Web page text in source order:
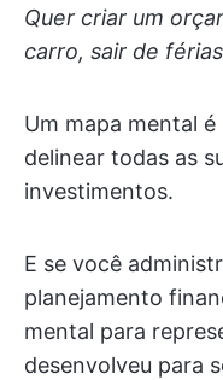
Quer criar um
carro, sair de
Um mapa mental
delinear todas as
investimentos.
E se você
planejamento
mental para
desenvolveu para